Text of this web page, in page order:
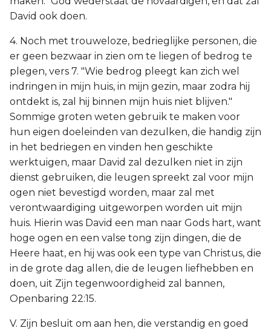
David ook doen.
4. Noch met trouweloze, bedrieglijke personen, die
er geen bezwaar in zien om te liegen of bedrog te
plegen, vers 7. "Wie bedrog pleegt kan zich wel
indringen in mijn huis, in mijn gezin, maar zodra hij
ontdekt is, zal hij binnen mijn huis niet blijven."
Sommige groten weten gebruik te maken voor
hun eigen doeleinden van dezulken, die handig zijn
in het bedriegen en vinden hen geschikte
werktuigen, maar David zal dezulken niet in zijn
dienst gebruiken, die leugen spreekt zal voor mijn
ogen niet bevestigd worden, maar zal met
verontwaardiging uitgeworpen worden uit mijn
huis. Hierin was David een man naar Gods hart, want
hoge ogen en een valse tong zijn dingen, die de
Heere haat, en hij was ook een type van Christus, die
in de grote dag allen, die de leugen liefhebben en
doen, uit Zijn tegenwoordigheid zal bannen,
Openbaring 22:15.
V. Zijn besluit om aan hen, die verstandig en goed